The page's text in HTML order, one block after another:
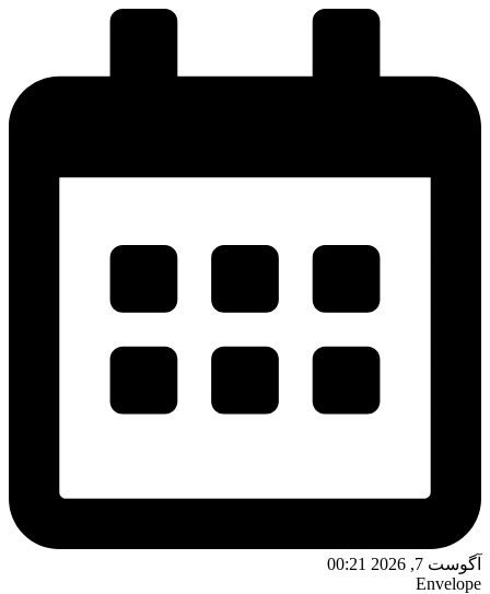
آگوست 7, 2026 00:21
Envelope